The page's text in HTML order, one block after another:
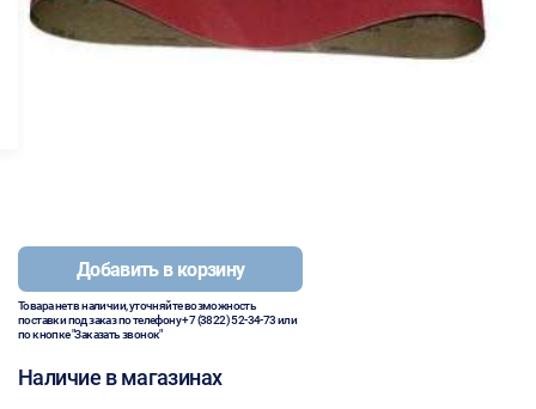
Добавить в корзину
Товара нет в наличии, уточняйте возможность
поставки под заказ по телефону+7 (3822) 52-34-73или
по кнопке "Заказать звонок"
Наличие в магазинах